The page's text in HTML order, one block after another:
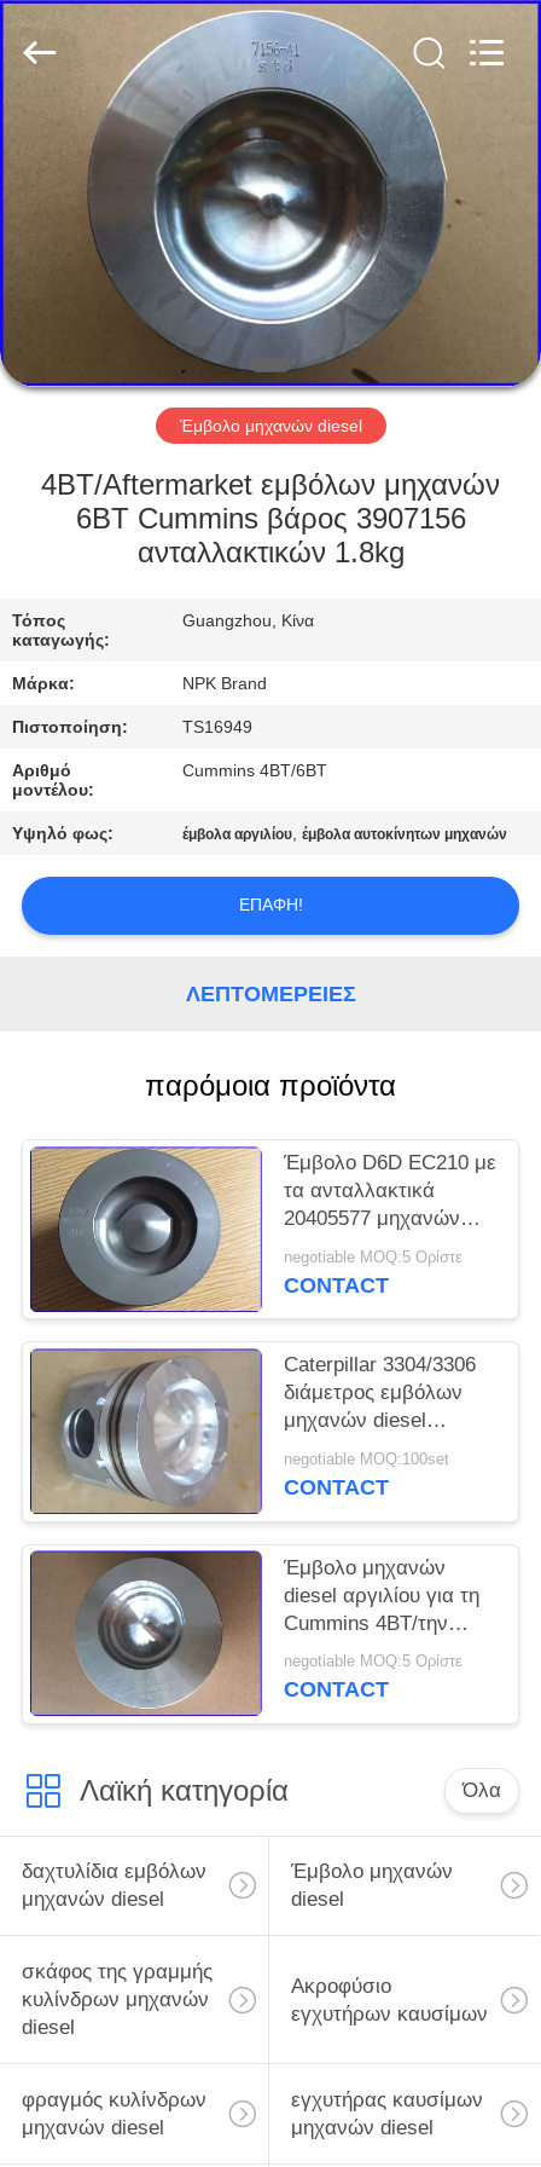
ΑΡΧΙΚΉ
ΣΕΛΊΔΑ
ΠΡΟΪΌΝΤΑ
ΣΧΕΤΙΚΆ
ΜΕ
ΕΜΆΣ
ΕΡΓΟΣΤΆΣΙΟ
ΠΕΡΙΉΓΗΣΗ
ΈΛΕΓΧΟΣ
ΜΑΣ
ΈΝΑ
ΑΠΌΣΠΑΣΜΑ
PRIVACY
POLICY
Silk
Management
Services
Rights
Έμβολο μηχανών diesel
4BT/Aftermarket εμβόλων μηχανών
6BT Cummins βάρος 3907156
ανταλλακτικών 1.8kg
Τόπος
καταγωγής:
Guangzhou, Κίνα
Μάρκα: NPK Brand
Πιστοποίηση: TS16949
Αριθμό
μοντέλου:
Cummins 4BT/6BT
Υψηλό φως: έμβολα αργιλίου,έμβολα αυτοκίνητων μηχανών
ΕΠΑΦΉ!
ΛΕΠΤΟΜΈΡΕΙΕΣ
παρόμοια προϊόντα
Έμβολο D6D EC210 με
τα ανταλλακτικά
20405577 μηχανών
καρφιτσών και diesel
συνδετήρων
negotiable MOQ:5 Ορίστε
CONTACT
Caterpillar 3304/3306
διάμετρος εμβόλων
μηχανών diesel
8N3102 120.65mm
negotiable MOQ:100set
CONTACT
Έμβολο μηχανών
diesel αργιλίου για τη
Cummins 4BT/την
έγκριση 6BT 3907163
TS16949
negotiable MOQ:5 Ορίστε
CONTACT
Λαϊκή κατηγορία Όλα
δαχτυλίδια εμβόλων
μηχανών diesel
Έμβολο μηχανών
diesel
σκάφος της γραμμής
κυλίνδρων μηχανών
diesel
Ακροφύσιο
εγχυτήρων καυσίμων
φραγμός κυλίνδρων
μηχανών diesel
εγχυτήρας καυσίμων
μηχανών diesel